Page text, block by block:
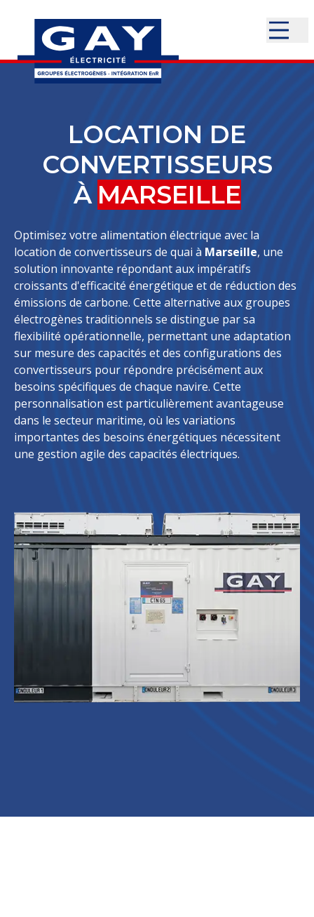
LOCATION DE
CONVERTISSEURS
À MARSEILLE
Optimisez votre alimentation électrique avec la
location de convertisseurs de quai à Marseille, une
solution innovante répondant aux impératifs
croissants d'efficacité énergétique et de réduction des
émissions de carbone. Cette alternative aux groupes
électrogènes traditionnels se distingue par sa
flexibilité opérationnelle, permettant une adaptation
sur mesure des capacités et des configurations des
convertisseurs pour répondre précisément aux
besoins spécifiques de chaque navire. Cette
personnalisation est particulièrement avantageuse
dans le secteur maritime, où les variations
importantes des besoins énergétiques nécessitent
une gestion agile des capacités électriques.